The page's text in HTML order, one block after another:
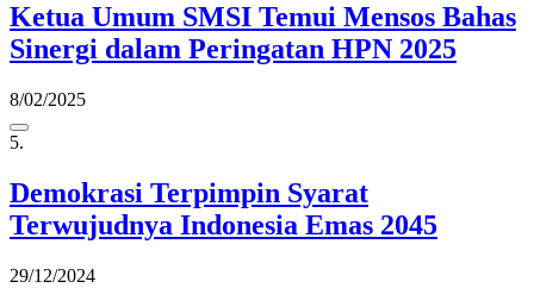
Ketua Umum SMSI Temui Mensos Bahas
Sinergi dalam Peringatan HPN 2025
8/02/2025
5.
Demokrasi Terpimpin Syarat
Terwujudnya Indonesia Emas 2045
29/12/2024